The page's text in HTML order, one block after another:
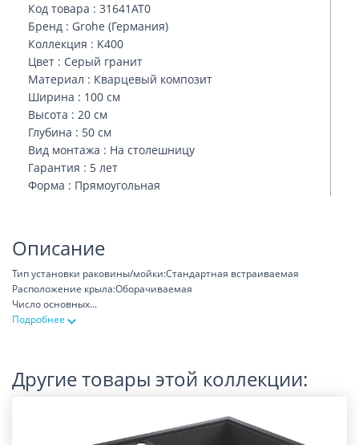
Код товара : 31641AT0
Бренд : Grohe (Германия)
Коллекция : K400
Цвет : Серый гранит
Материал : Кварцевый композит
Ширина : 100 см
Высота : 20 см
Глубина : 50 см
Вид монтажа : На столешницу
Гарантия : 5 лет
Форма : Прямоугольная
Описание
Тип установки раковины/мойки:Стандартная встраиваемая
Расположение крыла:Оборачиваемая
Число основных...
Подробнее
Другие товары этой коллекции: